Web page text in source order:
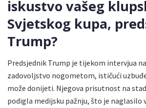
iskustvo vašeg
Svjetskog kupa,
Trump?
Predsjednik Trump je tijekom intervjua
zadovoljstvo nogometom, ističući
može donijeti. Njegova prisutnost na
podigla medijsku pažnju, što je naglasilo